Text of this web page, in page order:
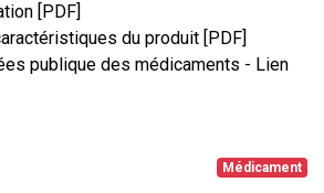
[PDF]
du produit [PDF]
publique des médicaments - Lien
Médicament